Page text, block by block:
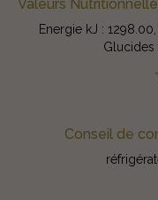
Valeurs
Energie kJ :
Glucides
Conseil de